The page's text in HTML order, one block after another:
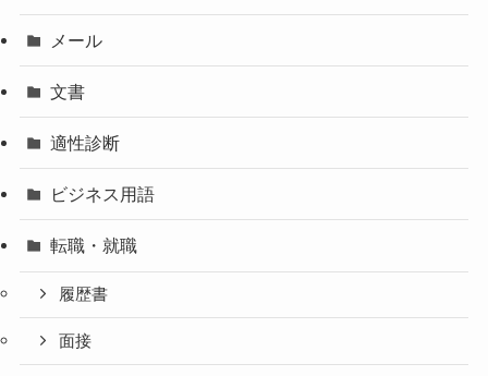
メール
文書
適性診断
ビジネス用語
転職・就職
履歴書
面接